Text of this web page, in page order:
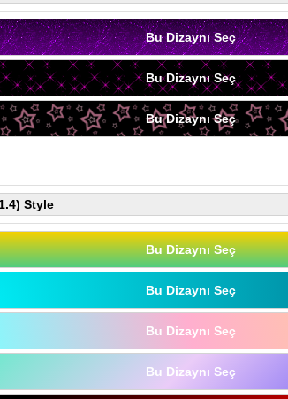
Bu Dizaynı Seç
Bu Dizaynı Seç
Bu Dizaynı Seç
Style
Bu Dizaynı Seç
Bu Dizaynı Seç
Bu Dizaynı Seç
Bu Dizaynı Seç